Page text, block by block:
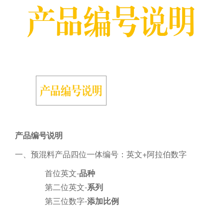
产品编号说明
一、预混料产品四位一体编号：英文+阿拉伯数字
首位英文-品种
第二位英文-系列
第三位数字-添加比例